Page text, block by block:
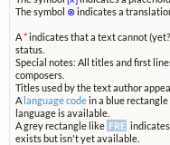
The symbol ⊗indicates a
A*indicates that a text cannot
status.
Special notes: All titles and first
composers.
Titles used by the text author
A language codein a blue
language is available.
A grey rectangle like FRE
exists but isn't yet available.